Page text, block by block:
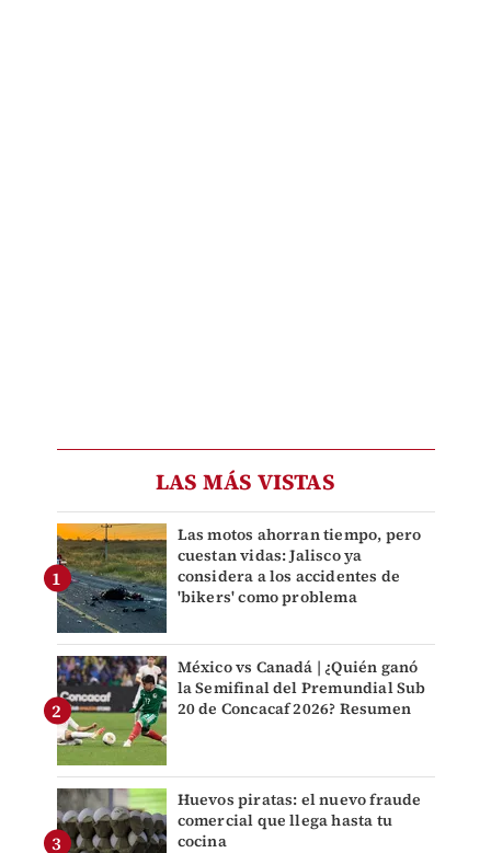
LAS MÁS VISTAS
Las motos ahorran tiempo, pero
cuestan vidas: Jalisco ya
considera a los accidentes de
'bikers' como problema
México vs Canadá | ¿Quién ganó
la Semifinal del Premundial Sub
20 de Concacaf 2026? Resumen
Huevos piratas: el nuevo fraude
comercial que llega hasta tu
cocina